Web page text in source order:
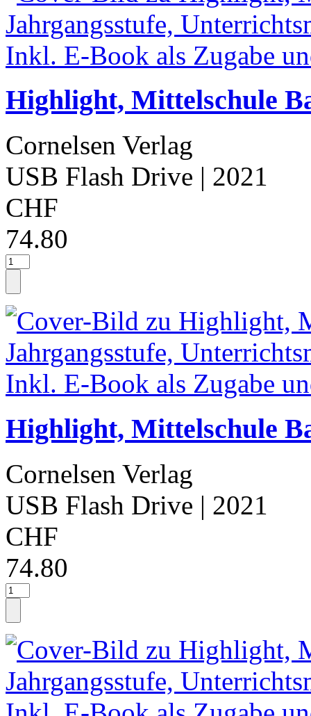
Highlight, Mittelschule
Cornelsen Verlag
USB Flash Drive | 2021
CHF
74.80
Highlight, Mittelschule
Cornelsen Verlag
USB Flash Drive | 2021
CHF
74.80